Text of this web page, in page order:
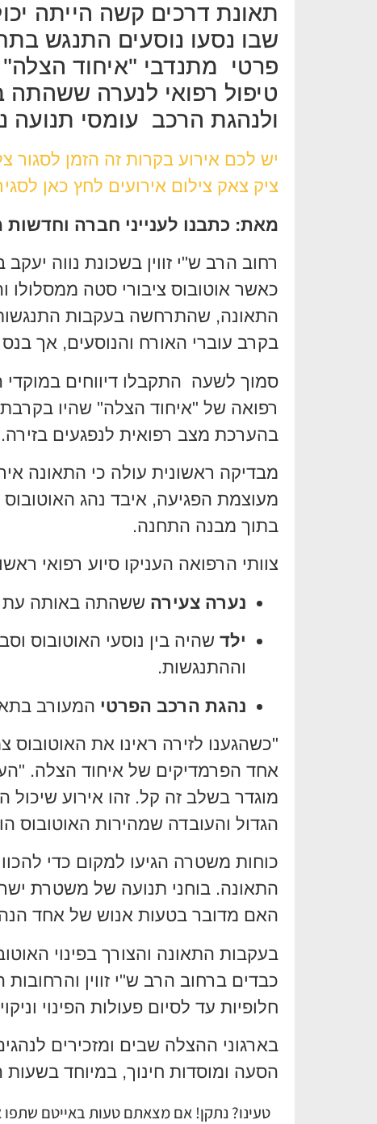
תאונת דרכים קשה הייתה
שבו נסעו נוסעים התנגש
פרטי מתנדבי "איחוד הצלה"
טיפול רפואי לנערה ששהתה
ולנהגת הרכב עומסי תנועה
יש לכם אירוע בקרות זה הזמן
ציק צאק צילום אירועים לחץ כאן
מאת: כתבנו לענייני חברה וחדשות
רחוב הרב ש"י זווין בשכונת נווה
כאשר אוטובוס ציבורי סטה
התאונה, שהתרחשה בעקבות
בקרב עוברי האורח והנוסעים, אך
סמוך לשעה התקבלו דיווחים
רפואה של "איחוד הצלה" שהיו בקרבת
בהערכת מצב רפואית לנפגעים בזירה.
מבדיקה ראשונית עולה כי התאונה
מעוצמת הפגיעה, איבד נהג
בתוך מבנה התחנה.
צוותי הרפואה העניקו סיוע רפואי
נערה צעירה ששהתה באותה עת
ילד שהיה בין נוסעי האוטובוס
וההתנגשות.
נהגת הרכב הפרטי המעורב
"כשהגענו לזירה ראינו את
אחד הפרמדיקים של איחוד הצלה.
מוגדר בשלב זה קל. זהו אירוע
הגדול והעובדה שמהירות האוטובוס
כוחות משטרה הגיעו למקום כדי
התאונה. בוחני תנועה של משטרת
האם מדובר בטעות אנוש של אחד
בעקבות התאונה והצורך בפינוי
כבדים ברחוב הרב ש"י זווין
חלופיות עד לסיום פעולות הפינוי
בארגוני ההצלה שבים ומזכירים
הסעה ומוסדות חינוך, במיוחד
טעינו? נתקן! אם מצאתם טעות באייטם שתפו